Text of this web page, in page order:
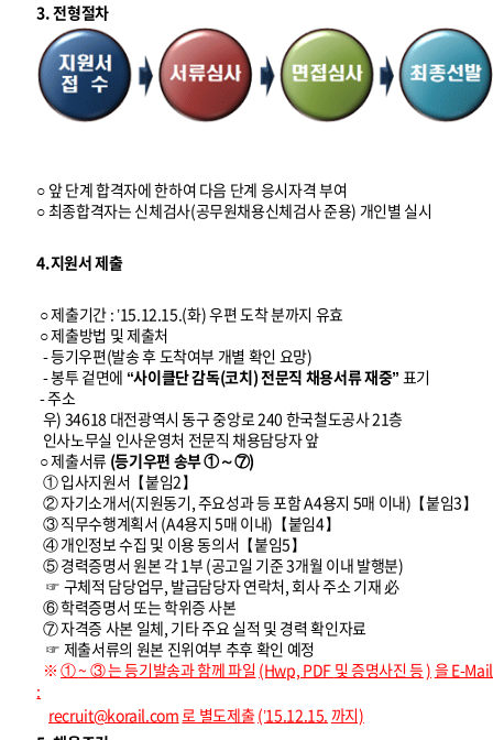
3. 전형절차
○ 앞 단계 합격자에 한하여 다음 단계 응시자격 부여
○ 최종합격자는 신체검사(공무원채용신체검사 준용) 개인별 실시
4.지원서 제출
○ 제출기간 : ’15.12.15.(화) 우편 도착 분까지 유효
○ 제출방법 및 제출처
- 등기우편(발송 후 도착여부 개별 확인 요망)
- 봉투 겉면에 “사이클단 감독(코치) 전문직 채용서류 재중” 표기
- 주소
우) 34618 대전광역시 동구 중앙로 240 한국철도공사 21층
인사노무실 인사운영처 전문직 채용담당자 앞
○ 제출서류 (등기우편 송부 ①～⑦)
① 입사지원서【붙임2】
② 자기소개서(지원동기, 주요성과 등 포함 A4용지 5매 이내)【붙임3】
③ 직무수행계획서 (A4용지 5매 이내)【붙임4】
④ 개인정보 수집 및 이용 동의서【붙임5】
⑤ 경력증명서 원본 각 1부 (공고일 기준 3개월 이내 발행분)
☞ 구체적 담당업무, 발급담당자 연락처, 회사 주소 기재 必
⑥ 학력증명서 또는 학위증 사본
⑦ 자격증 사본 일체, 기타 주요 실적 및 경력 확인자료
☞ 제출서류의 원본 진위여부 추후 확인 예정
※①~ ③는 등기발송과 함께 파일 (Hwp, PDF 및 증명사진 등) 을 E-Mail
:
recruit@korail.com로 별도제출 (’15.12.15. 까지)